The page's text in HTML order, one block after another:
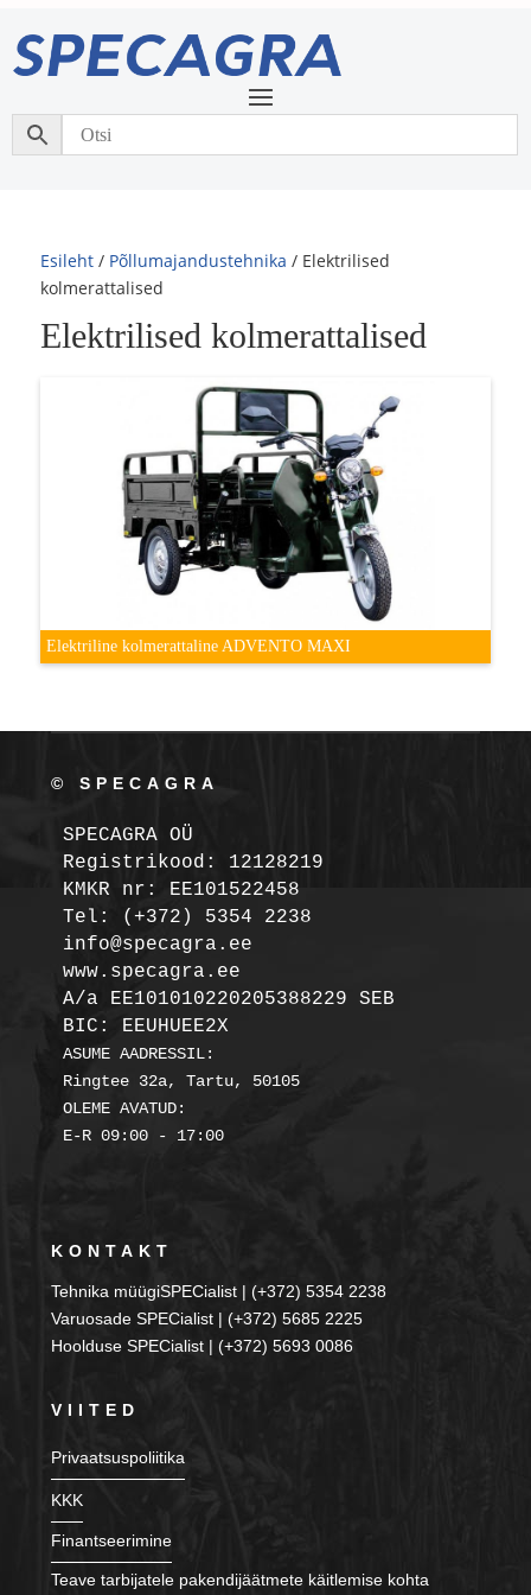
Esileht / Põllumajandustehnika / Elektrilised
kolmerattalised
Elektrilised kolmerattalised
Elektriline kolmerattaline ADVENTO MAXI
© SPECAGRA
SPECAGRA OÜ
Registrikood: 12128219
KMKR nr: EE101522458
Tel: (+372) 5354 2238
info@specagra.ee
A/a EE101010220205388229 SEB
BIC: EEUHUEE2X
ASUME AADRESSIL:
Ringtee 32a, Tartu, 50105
OLEME AVATUD:
E-R 09:00 - 17:00
KONTAKT
Tehnika müügiSPECialist | (+372) 5354 2238
Varuosade SPECialist | (+372) 5685 2225
Hoolduse SPECialist | (+372) 5693 0086
VIITED
Privaatsuspoliitika
KKK
Finantseerimine
Teave tarbijatele pakendijäätmete käitlemise kohta